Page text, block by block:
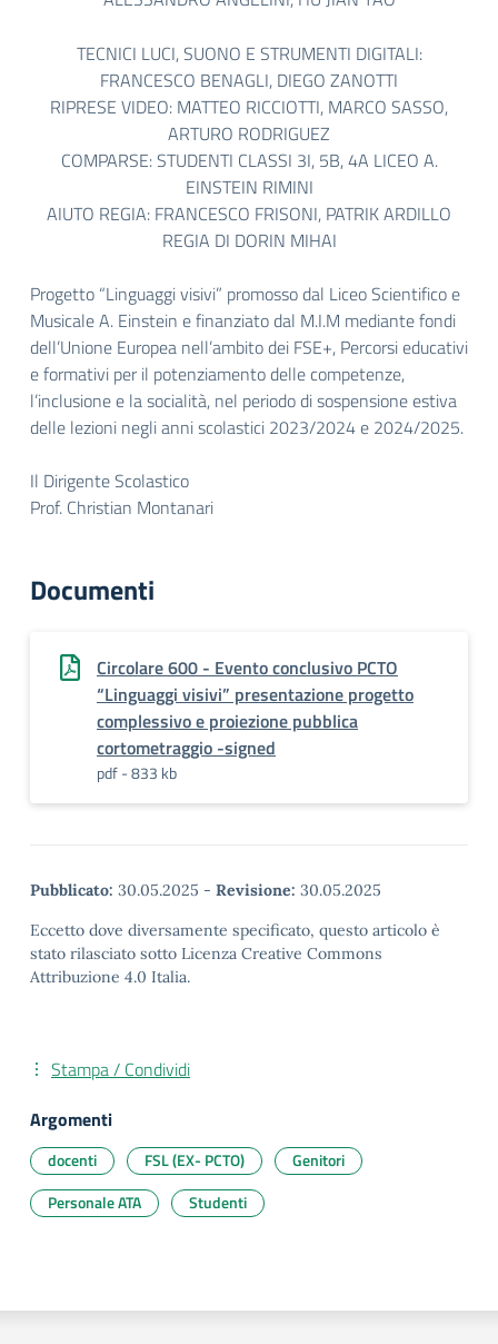
TECNICI LUCI, SUONO E STRUMENTI DIGITALI:
FRANCESCO BENAGLI, DIEGO ZANOTTI
RIPRESE VIDEO: MATTEO RICCIOTTI, MARCO SASSO,
ARTURO RODRIGUEZ
COMPARSE:STUDENTI CLASSI 3I, 5B, 4A LICEO A.
EINSTEIN RIMINI
AIUTO REGIA: FRANCESCO FRISONI, PATRIK ARDILLO
REGIA DI DORIN MIHAI
Progetto “Linguaggi visivi” promosso dal Liceo Scientifico e
Musicale A. Einstein e finanziato dal M.I.M mediantefondi
dell’Unione Europea nell’ambito dei FSE+, Percorsi educativi
e formativi per il potenziamento delle competenze,
l’inclusione e la socialità, nel periodo di sospensione estiva
delle lezioni negli anni scolastici 2023/2024e 2024/2025.
Il Dirigente Scolastico
Prof. Christian Montanari
Documenti
Circolare 600 - Evento conclusivo PCTO
“Linguaggi visivi” presentazione progetto
complessivo e proiezione pubblica
cortometraggio -signed
pdf - 833 kb
Pubblicato: 30.05.2025 - Revisione: 30.05.2025
Eccetto dove diversamente specificato, questo articolo è
stato rilasciato sotto Licenza Creative Commons
Attribuzione 4.0 Italia.
Stampa / Condividi
Argomenti
docenti FSL (EX- PCTO)
Genitori
Personale ATA
Studenti